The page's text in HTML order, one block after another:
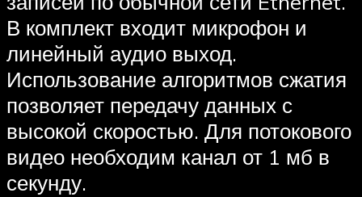
В комплект входит микрофон и
линейный аудио выход.
Использование алгоритмов сжатия
позволяет передачу данных с
высокой скоростью. Для потокового
видео необходим канал от 1 мб в
секунду.